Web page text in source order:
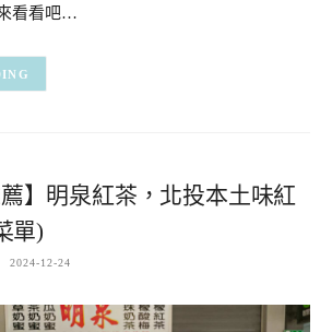
看看吧…
薦】明泉紅茶，北投本土味紅
單)
2024-12-24